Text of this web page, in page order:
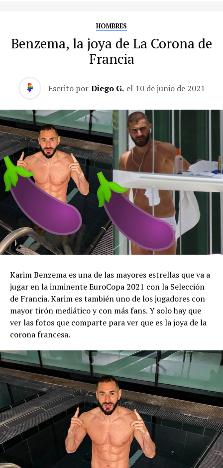
HOMBRES
Benzema, la joya de La Corona de
Francia
Escrito por Diego G. el 10 de junio de 2021
Karim Benzema es una de las mayores estrellas que va a
jugar en la inminente EuroCopa 2021 con la Selección
de Francia. Karim es también uno de los jugadores con
mayor tirón mediático y con más fans. Y solo hay que
ver las fotos que comparte para ver que es la joya de la
corona francesa.